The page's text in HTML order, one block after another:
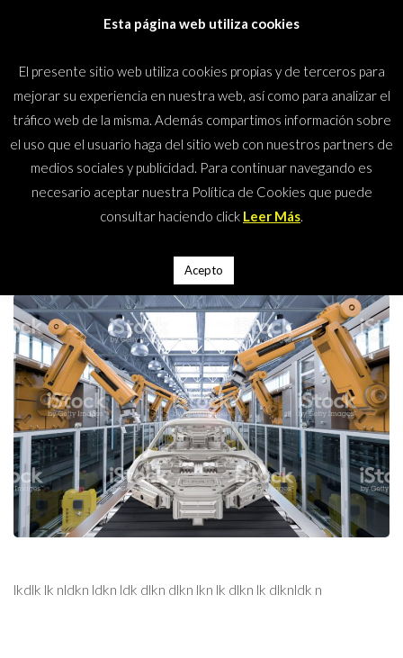
(presiona
tecla
Intro)
Mundos Climáticos
Inicio > Automoción > Automoción
Automoción
lkdlk lk nldkn ldkn ldk dlkn dlkn lkn lk dlkn lk dlknldk n
Esta página web utiliza cookies
El presente sitio web utiliza cookies propias y de terceros para
mejorar su experiencia en nuestra web, así como para analizar el
tráfico web de la misma. Además compartimos información sobre
el uso que el usuario haga del sitio web con nuestros partners de
medios sociales y publicidad. Para continuar navegando es
necesario aceptar nuestra Política de Cookies que puede
consultar haciendo click Leer Más.
Acepto